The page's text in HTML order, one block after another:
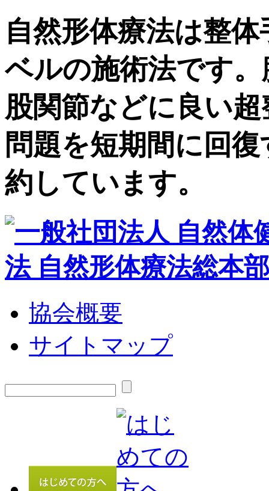
自然形体療法は整
ベルの施術法です
股関節などに良い
問題を短期間に回
約しています。
協会概要
サイトマップ